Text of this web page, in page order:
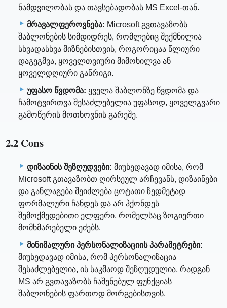
ნამდვილობას და თავსებადობას MS Excel-თან.
მრავალფეროვნება: Microsoft გვთავაზობს
შაბლონების სიმდიდრეს, რომლებიც შექმნილია
სხვადასხვა მიზნებისთვის, როგორიცაა წლიური
დაგეგმვა, ყოველთვიური მიმოხილვა ან
ყოველდღიური განრიგი.
უფასო წვდომა: ყველა შაბლონზე წვდომა და
ჩამოტვირთვა შესაძლებელია უფასოდ, ყოველგვარი
გამოწერის მოთხოვნის გარეშე.
2.2 Cons
დიზაინის შეზღუდვები: მიუხედავად იმისა, რომ
Microsoft გთავაზობთ ღირსეულ არჩევანს, დიზაინები
და განლაგება შეიძლება ცოტათი ზედმეტად
ფორმალური ჩანდეს და არ ჰქონდეს
შემოქმედებითი ელფერი, რომელსაც ზოგიერთი
მომხმარებელი ეძებს.
მინიმალური პერსონალიზაციის პარამეტრები:
მიუხედავად იმისა, რომ პერსონალიზაცია
შესაძლებელია, ის საკმაოდ შეზღუდულია, რადგან
MS არ გვთავაზობს ჩაშენებულ ფუნქციას
შაბლონების ფართოდ მორგებისთვის.